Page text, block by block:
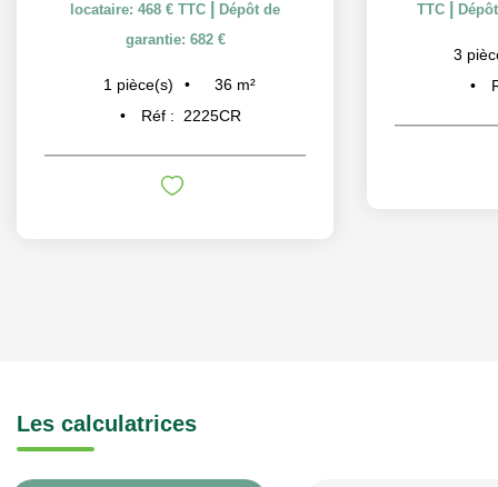
locataire: 468 € TTC
Dépôt de
garantie: 682 €
1 pièce(s) 36 m²
Réf :
2225CR
TTC
3
Les calculatrices